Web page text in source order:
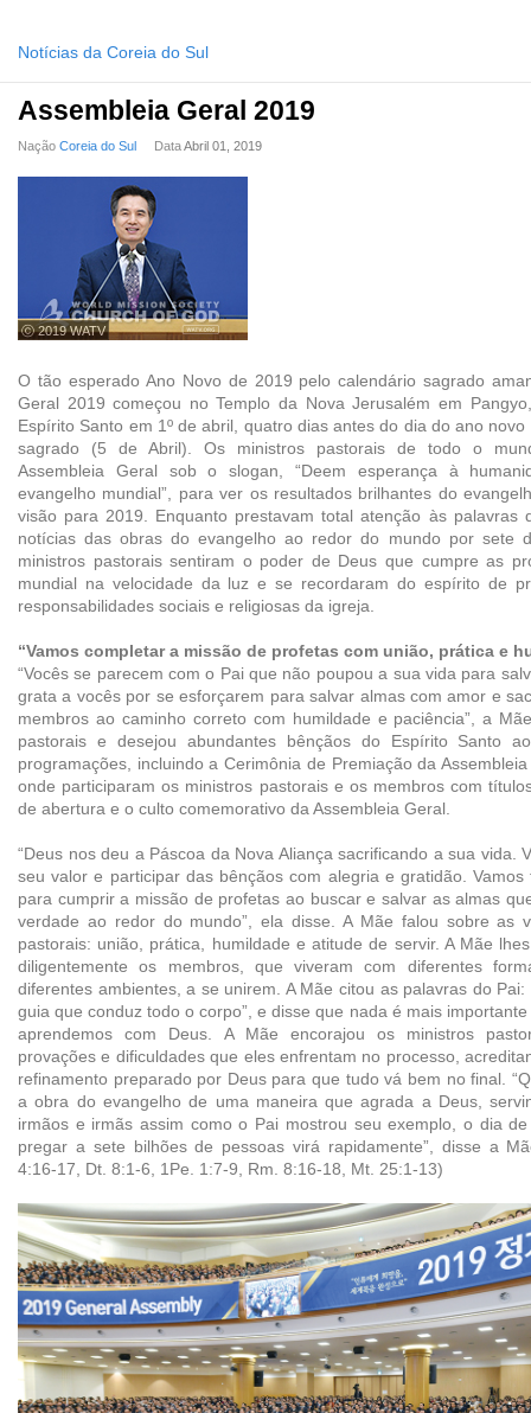
Notícias da Coreia do Sul
Assembleia Geral 2019
Nação Coreia do Sul DataAbril 01, 2019
ⓒ 2019 WATV
O tão esperado Ano Novo de 2019 pelo calendário sagrado
Geral 2019 começou no Templo da Nova Jerusalém em
Espírito Santo em 1º de abril, quatro dias antes do dia do ano
sagrado (5 de Abril). Os ministros pastorais de todo o
Assembleia Geral sob o slogan, “Deem esperança à
evangelho mundial”, para ver os resultados brilhantes do
visão para 2019. Enquanto prestavam total atenção às palavras
notícias das obras do evangelho ao redor do mundo por sete
ministros pastorais sentiram o poder de Deus que cumpre as
mundial na velocidade da luz e se recordaram do espírito de
responsabilidades sociais e religiosas da igreja.
“Vamos completar a missão de profetas com união, prática e
“Vocês se parecem com o Pai que não poupou a sua vida para
grata a vocês por se esforçarem para salvar almas com amor e
membros ao caminho correto com humildade e paciência”, a
pastorais e desejou abundantes bênçãos do Espírito Santo
programações, incluindo a Cerimônia de Premiação da
onde participaram os ministros pastorais e os membros com
de abertura e o culto comemorativo da Assembleia Geral.
“Deus nos deu a Páscoa da Nova Aliança sacrificando a sua vida.
seu valor e participar das bênçãos com alegria e gratidão.
para cumprir a missão de profetas ao buscar e salvar as almas
verdade ao redor do mundo”, ela disse. A Mãe falou sobre as
pastorais: união, prática, humildade e atitude de servir. A Mãe
diligentemente os membros, que viveram com diferentes
diferentes ambientes, a se unirem. A Mãe citou as palavras do Pai:
guia que conduz todo o corpo”, e disse que nada é mais
aprendemos com Deus. A Mãe encorajou os ministros
provações e dificuldades que eles enfrentam no processo,
refinamento preparado por Deus para que tudo vá bem no final.
a obra do evangelho de uma maneira que agrada a Deus,
irmãos e irmãs assim como o Pai mostrou seu exemplo, o dia
pregar a sete bilhões de pessoas virá rapidamente”, disse a
4:16-17, Dt. 8:1-6, 1Pe. 1:7-9, Rm. 8:16-18, Mt. 25:1-13)